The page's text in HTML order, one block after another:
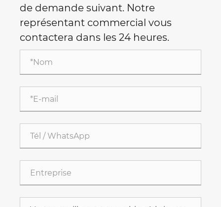
de demande suivant. Notre
représentant commercial vous
contactera dans les 24 heures.